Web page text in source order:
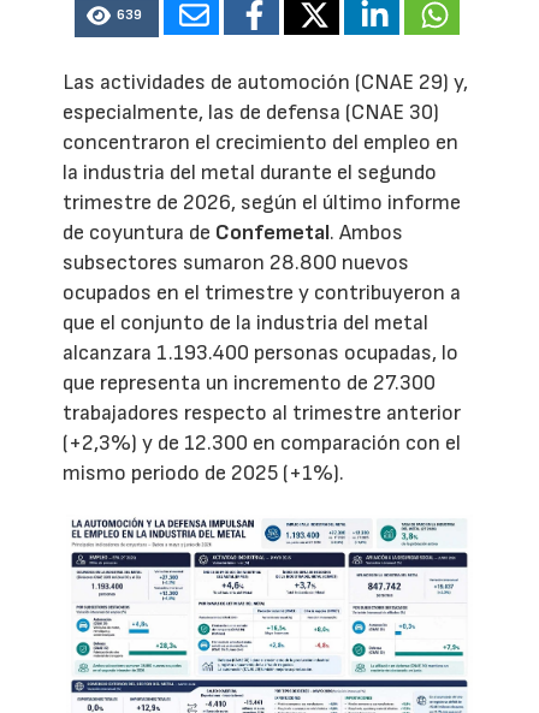
639
Las actividades de automoción (CNAE 29) y,
especialmente, las de defensa (CNAE 30)
concentraron el crecimiento del empleo en
la industria del metal durante el segundo
trimestre de 2026, según el último informe
de coyuntura de Confemetal. Ambos
subsectores sumaron 28.800 nuevos
ocupados en el trimestre y contribuyeron a
que el conjunto de la industria del metal
alcanzara 1.193.400 personas ocupadas, lo
que representa un incremento de 27.300
trabajadores respecto al trimestre anterior
(+2,3%) y de 12.300 en comparación con el
mismo periodo de 2025 (+1%).